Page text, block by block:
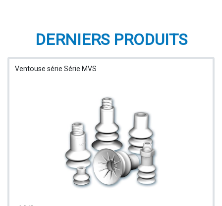
DERNIERS PRODUITS
Ventouse série Série MVS